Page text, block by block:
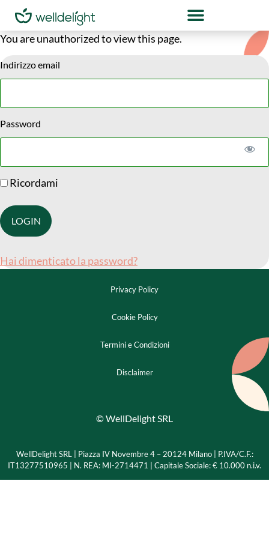
You are unauthorized to view this page.
Indirizzo email
Password
Ricordami
Hai dimenticato la password?
Privacy Policy
Cookie Policy
Termini e Condizioni
Disclaimer
© WellDelight SRL
WellDelight SRL | Piazza IV Novembre 4 – 20124 Milano | P.IVA/C.F.:
IT13277510965 | N. REA: MI-2714471 | Capitale Sociale: € 10.000 n.i.v.